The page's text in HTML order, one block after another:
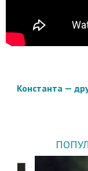
Константа —